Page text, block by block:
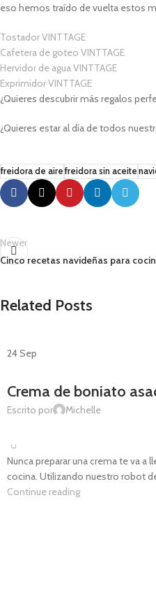
eso hemos traído de vuelta estos
Tostador VINTTAGE
Cafetera de goteo VINTTAGE
Hervidor de agua VINTTAGE
Exprimidor VINTTAGE
¿Quieres descubrir más regalos
¿Quieres estar al día de todos
freidora de aire freidora sin aceite
Newer
Cinco recetas navideñas para
Related Posts
24Sep
Crema de boniato
Escrito por Michelle
Nunca preparar una crema te va
cocina. Utilizando nuestro robot
Continue reading